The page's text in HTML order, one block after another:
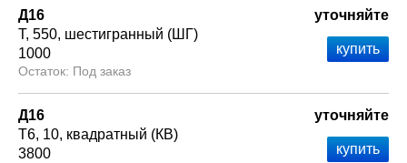
Д16
Т 550 шестигранный (ШГ)
1000
Под заказ
уточняйте
Д16
Т6 10 квадратный (КВ)
3800
уточняйте